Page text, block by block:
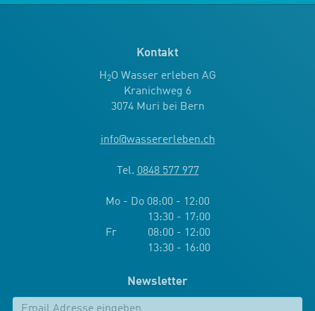
Kontakt
H2O Wasser erleben AG
Kranichweg 6
3074 Muri bei Bern
info@wassererleben.ch
Tel. 0848 577 977
Mo - Do 08:00 - 12:00
13:30 - 17:00
Fr 08:00 - 12:00
13:30 - 16:00
Newsletter